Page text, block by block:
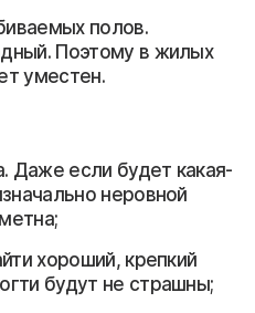
полов.
Поэтому в жилых
уместен.
Даже если будет какая-
неровной
хороший, крепкий
будут не страшны;